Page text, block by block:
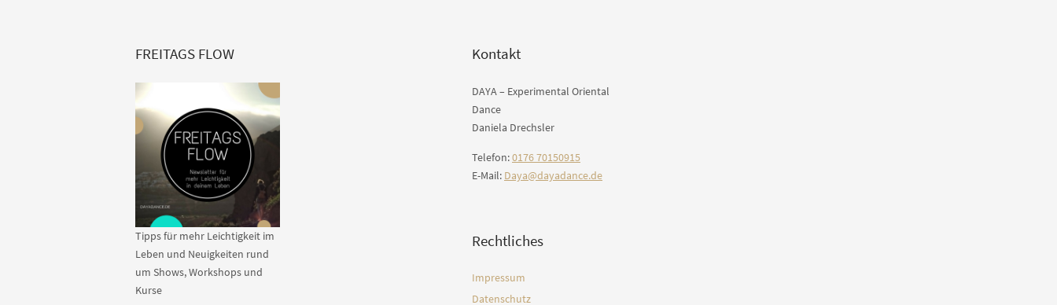
FREITAGS FLOW
Tipps für mehr Leichtigkeit im
Leben und Neuigkeiten rund
um Shows, Workshops und
Kurse
Kontakt
DAYA – Experimental Oriental
Dance
Daniela Drechsler
Telefon:0176 70150915
E-Mail: Daya@dayadance.de
Rechtliches
Impressum
Datenschutz